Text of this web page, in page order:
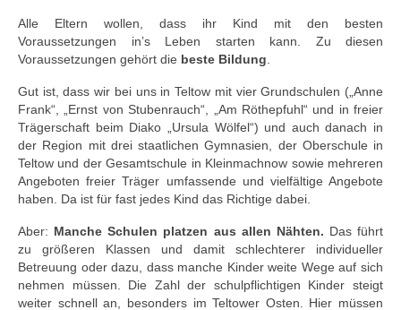
Alle Eltern wollen, dass ihr Kind mit den besten
Voraussetzungen in’s Leben starten kann. Zu diesen
Voraussetzungen gehört die beste Bildung
Gut ist, dass wir bei uns in Teltow mit vier Grundschulen („Anne
Frank“, „Ernst von Stubenrauch“, „Am Röthepfuhl“ und in freier
Trägerschaft beim Diako „Ursula Wölfel“) und auch danach in
der Region mit drei staatlichen Gymnasien, der Oberschule in
Teltow und der Gesamtschule in Kleinmachnow sowie mehreren
Angeboten freier Träger umfassende und vielfältige Angebote
haben. Da ist für fast jedes Kind das Richtige dabei.
Aber: Manche Schulen platzen aus allen Nähten. Das führt
zu größeren Klassen und damit schlechterer individueller
Betreuung oder dazu, dass manche Kinder weite Wege auf sich
nehmen müssen. Die Zahl der schulpflichtigen Kinder steigt
weiter schnell an, besonders im Teltower Osten. Hier müssen